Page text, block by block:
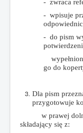
- zwraca
- wpisuje
- do pism
go do
Dla pism
przygotowuje
w prawej
składający się z: